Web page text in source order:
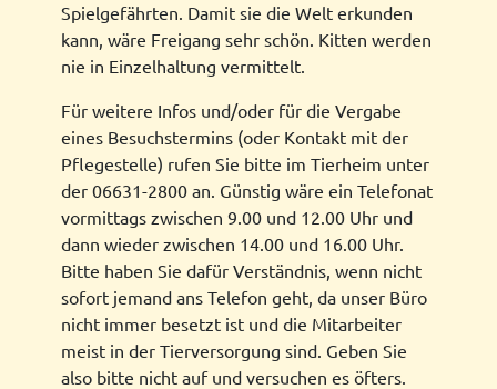
Spielgefährten. Damit sie die Welt erkunden
kann, wäre Freigang sehr schön. Kitten werden
nie in Einzelhaltung vermittelt.
Für weitere Infos und/oder für die Vergabe
eines Besuchstermins (oder Kontakt mit der
Pflegestelle) rufen Sie bitte im Tierheim unter
der 06631-2800 an. Günstig wäre ein Telefonat
vormittags zwischen 9.00 und 12.00 Uhr und
dann wieder zwischen 14.00 und 16.00 Uhr.
Bitte haben Sie dafür Verständnis, wenn nicht
sofort jemand ans Telefon geht, da unser Büro
nicht immer besetzt ist und die Mitarbeiter
meist in der Tierversorgung sind. Geben Sie
also bitte nicht auf und versuchen es öfters.